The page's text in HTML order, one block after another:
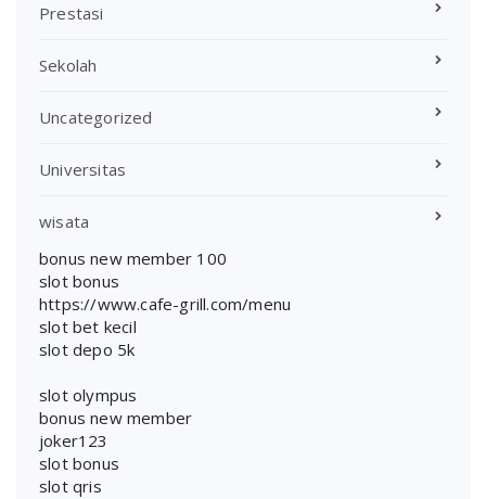
Prestasi
Sekolah
Uncategorized
Universitas
wisata
bonus new member 100
slot bonus
https://www.cafe-grill.com/menu
slot bet kecil
slot depo 5k
slot olympus
bonus new member
joker123
slot bonus
slot qris